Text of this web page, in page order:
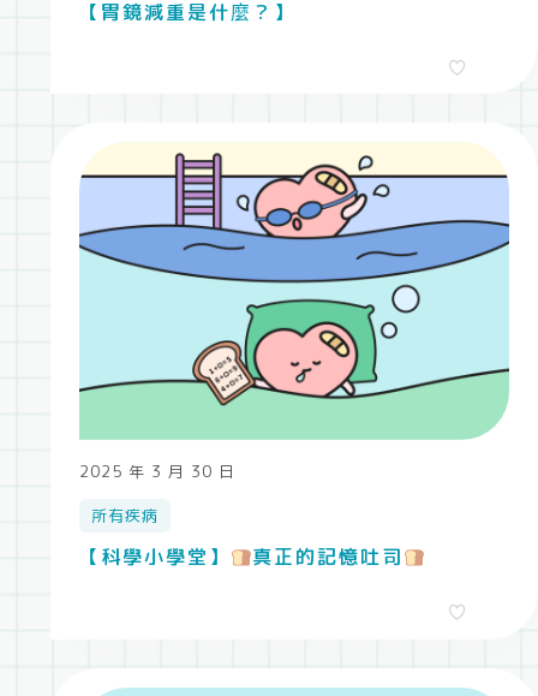
【胃鏡減重是什麼？】
2025 年 3 月 30 日
所有疾病
【科學小學堂】 真正的記憶吐司